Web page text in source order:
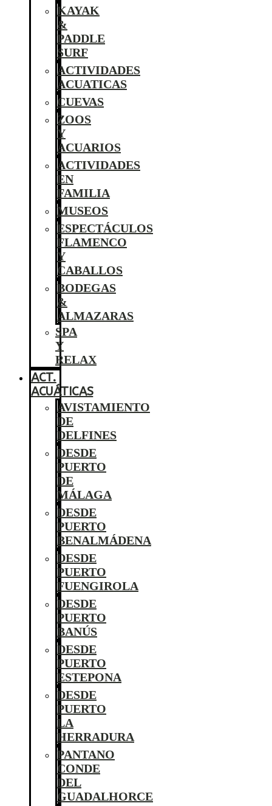
KAYAK
&
PADDLE
SURF
ACTIVIDADES
ACUATICAS
CUEVAS
ZOOS
Y
ACUARIOS
ACTIVIDADES
EN
FAMILIA
MUSEOS
ESPECTÁCULOS
FLAMENCO
Y
CABALLOS
BODEGAS
&
ALMAZARAS
SPA
Y
RELAX
ACT.
ACUÁTICAS
AVISTAMIENTO
DE
DELFINES
DESDE
PUERTO
DE
MÁLAGA
DESDE
PUERTO
BENALMÁDENA
DESDE
PUERTO
FUENGIROLA
DESDE
PUERTO
BANÚS
DESDE
PUERTO
ESTEPONA
DESDE
PUERTO
LA
HERRADURA
PANTANO
CONDE
DEL
GUADALHORCE